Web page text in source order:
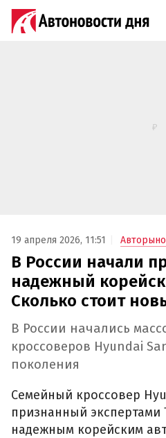
19 апреля 2026, 11:51
В России начали
надежный
Сколько стоит
В России начались
кроссоверов Hyundai
поколения
Семейный кроссовер
признанный экспертами
надежным корейским